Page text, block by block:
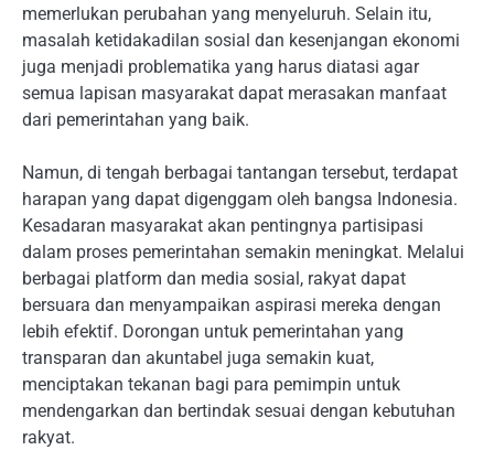
memerlukan perubahan yang menyeluruh. Selain itu,
masalah ketidakadilan sosial dan kesenjangan ekonomi
juga menjadi problematika yang harus diatasi agar
semua lapisan masyarakat dapat merasakan manfaat
dari pemerintahan yang baik.
Namun, di tengah berbagai tantangan tersebut, terdapat
harapan yang dapat digenggam oleh bangsa Indonesia.
Kesadaran masyarakat akan pentingnya partisipasi
dalam proses pemerintahan semakin meningkat. Melalui
berbagai platform dan media sosial, rakyat dapat
bersuara dan menyampaikan aspirasi mereka dengan
lebih efektif. Dorongan untuk pemerintahan yang
transparan dan akuntabel juga semakin kuat,
menciptakan tekanan bagi para pemimpin untuk
mendengarkan dan bertindak sesuai dengan kebutuhan
rakyat.